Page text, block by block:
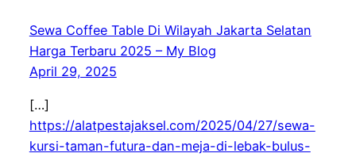
Sewa Coffee Table Di Wilayah Jakarta Selatan
Harga Terbaru 2025 – My Blog
April 29, 2025
[…]
https://alatpestajaksel.com/2025/04/27/sewa-
kursi-taman-futura-dan-meja-di-lebak-bulus-